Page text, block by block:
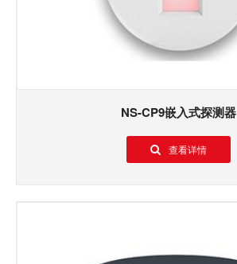
NS-CP9嵌入式探测器
查看详情